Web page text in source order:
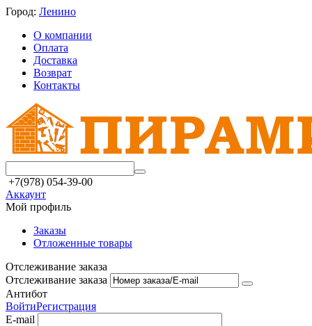
Город: Ленино
О компании
Оплата
Доставка
Возврат
Контакты
+7(978) 054-39-00
Аккаунт
Мой профиль
Заказы
Отложенные товары
Отслеживание заказа
Отслеживание заказа
Антибот
ВойтиРегистрация
E-mail